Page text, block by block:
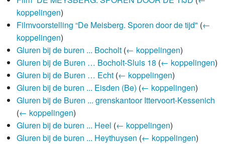
koppelingen)
Filmvoorstelling “De Meisberg. Sporen door de tijd" (←
koppelingen)
Gluren bij de buren ... Bocholt (← koppelingen)
Gluren bij de Buren … Bocholt-Sluis 18 (← koppelingen)
Gluren bij de Buren … Echt (← koppelingen)
Gluren bij de buren ... Eisden (Be) (← koppelingen)
Gluren bij de Buren ... grenskantoor Ittervoort-Kessenich
(← koppelingen)
Gluren bij de buren ... Heel (← koppelingen)
Gluren bij de buren ... Heythuysen (← koppelingen)